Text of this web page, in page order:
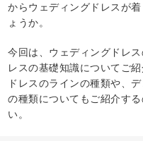
からウェディングドレスが
ょうか。
今回は、ウェディングドレ
レスの基礎知識についてご紹
ドレスのラインの種類や、
の種類についてもご紹介す
い。